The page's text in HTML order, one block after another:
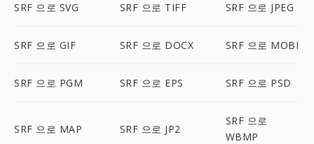
SRF 으로 SVG SRF 으로 TIFF SRF 으로 JPEG
SRF 으로 GIF SRF 으로 DOCX SRF 으로 MOBI
SRF 으로 PGM SRF 으로 EPS SRF 으로 PSD
SRF 으로 MAP SRF 으로 JP2
SRF 으로
WBMP